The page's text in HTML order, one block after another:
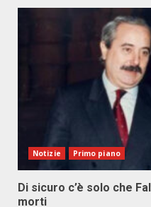
Notizie Primo piano
Di sicuro c’è solo che
morti